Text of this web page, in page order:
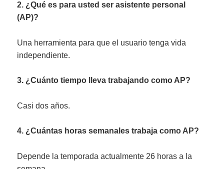
2. ¿Qué es para usted ser asistente personal
(AP)?
Una herramienta para que el usuario tenga vida
independiente.
3. ¿Cuánto tiempo lleva trabajando como AP?
Casi dos años.
4. ¿Cuántas horas semanales trabaja como AP?
Depende la temporada actualmente 26 horas a la